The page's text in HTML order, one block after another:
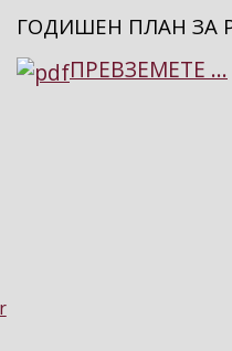
ГОДИШЕН ПЛАН ЗА
ПРЕВЗЕМЕТЕ ...